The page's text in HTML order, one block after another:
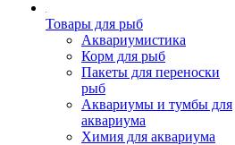
Товары для рыб
Аквариумистика
Корм для рыб
Пакеты для переноски
рыб
Аквариумы и тумбы для
аквариума
Химия для аквариума